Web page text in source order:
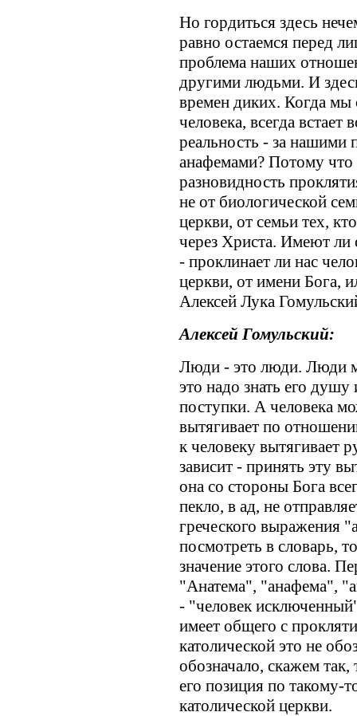
Но гордиться здесь
равно остаемся перед
проблема наших
другими людьми. И
времен диких. Когда мы
человека, всегда встает
реальность - за нашими
анафемами? Потому что
разновидность
не от биологической
церкви, от семьи тех,
через Христа. Имеют ли
- проклинает ли нас
церкви, от имени Бога,
Алексей Лука
Алексей Гомульский:
Люди - это люди. Люди
это надо знать его
поступки. А человека
вытягивает по
к человеку вытягивает
зависит - принять эту
она со стороны Бога
пекло, в ад, не
греческого выражения
посмотреть в словарь,
значение этого слова.
"Анатема", "анафема",
- "человек
имеет общего с
католической это не
обозначало, скажем так,
его позиция по такому-
католической церкви.